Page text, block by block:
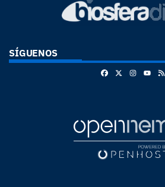
SÍGUENOS
FacebookInstagram